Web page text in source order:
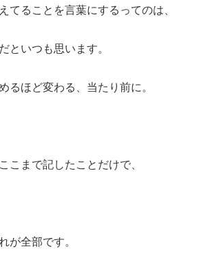
てることを言葉にするってのは、
といつも思います。
るほど変わる、当たり前に。
こまで記したことだけで、
が全部です。